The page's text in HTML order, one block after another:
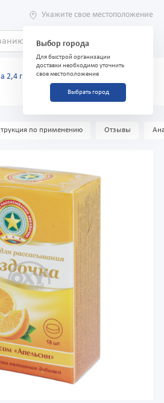
Укажите свое местоположение
Выбор города
Для быстрой организации
доставки необходимо уточнить
свое местоположение
Выбрать город
2,4 г №18 апельсин таблетки для
по применению Отзывы